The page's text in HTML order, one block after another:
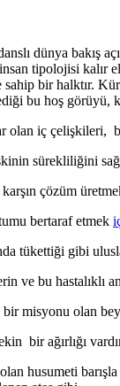
dünya bakış
tipolojisi
bir halktır.
bu hoş görüyü,
olan iç çelişkileri,
sürekliliğini
çözüm
bertaraf etmek
tükettiği gibi
ve bu hastalıklı
misyonu olan
bir ağırlığı
husumeti